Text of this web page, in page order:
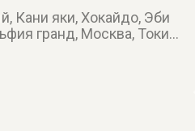
Кани яки, Хокайдо, Эби
гранд, Москва, Токио,